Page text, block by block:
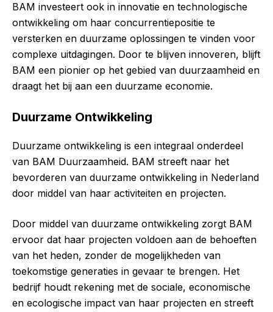
BAM investeert ook in innovatie en technologische
ontwikkeling om haar concurrentiepositie te
versterken en duurzame oplossingen te vinden voor
complexe uitdagingen. Door te blijven innoveren, blijft
BAM een pionier op het gebied van duurzaamheid en
draagt het bij aan een duurzame economie.
Duurzame Ontwikkeling
Duurzame ontwikkeling is een integraal onderdeel
van BAM Duurzaamheid. BAM streeft naar het
bevorderen van duurzame ontwikkeling in Nederland
door middel van haar activiteiten en projecten.
Door middel van duurzame ontwikkeling zorgt BAM
ervoor dat haar projecten voldoen aan de behoeften
van het heden, zonder de mogelijkheden van
toekomstige generaties in gevaar te brengen. Het
bedrijf houdt rekening met de sociale, economische
en ecologische impact van haar projecten en streeft